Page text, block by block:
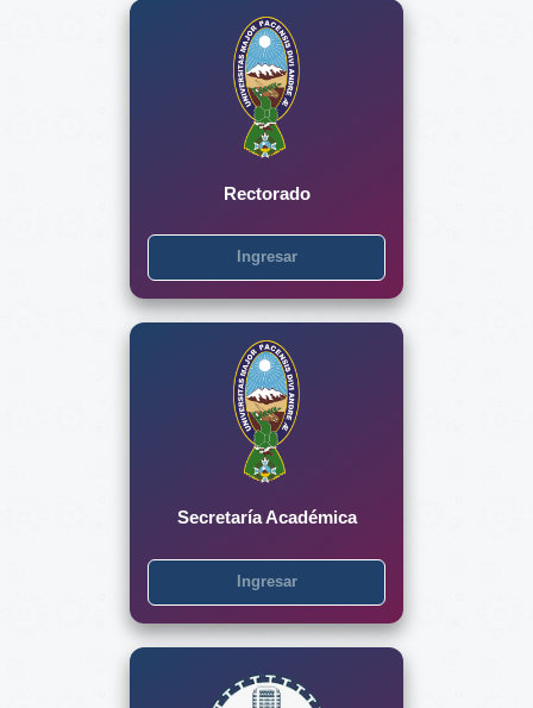
Rectorado
Ingresar
Secretaría Académica
Ingresar